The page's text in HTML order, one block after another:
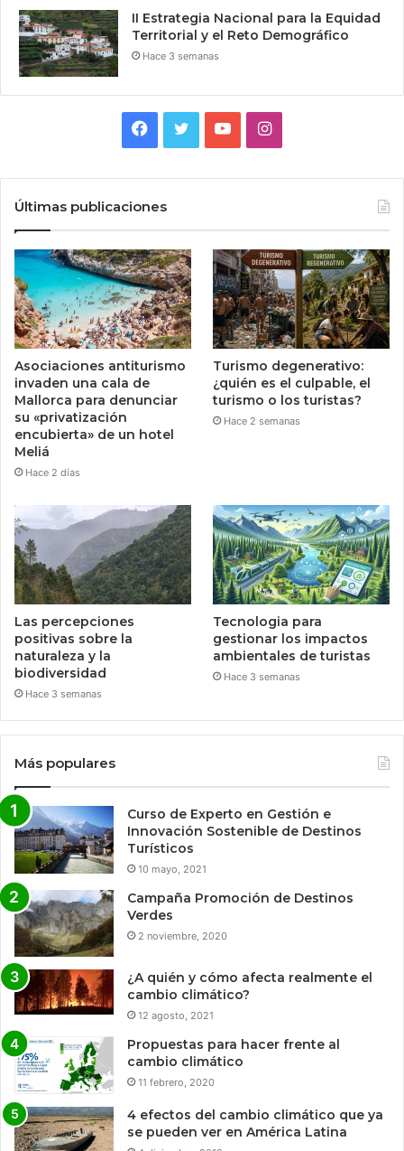
II Estrategia Nacional para la Equidad
Territorial y el Reto Demográfico
Hace 3 semanas
Facebook
TwitterYouTubeInstagram
Últimas publicaciones
Asociaciones antiturismo
invaden una cala de
Mallorca para denunciar
su «privatización
encubierta» de un hotel
Meliá
Hace 2 días
Turismo degenerativo:
¿quién es el culpable, el
turismo o los turistas?
Hace 2 semanas
Las percepciones
positivas sobre la
naturaleza y la
biodiversidad
Hace 3 semanas
Tecnologia para
gestionar los impactos
ambientales de turistas
Hace 3 semanas
Más populares
Curso de Experto en Gestión e
Innovación Sostenible de Destinos
Turísticos
10 mayo, 2021
Campaña Promoción de Destinos
Verdes
2 noviembre, 2020
¿A quién y cómo afecta realmente el
cambio climático?
12 agosto, 2021
Propuestas para hacer frente al
cambio climático
11 febrero, 2020
4 efectos del cambio climático que ya
se pueden ver en América Latina